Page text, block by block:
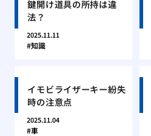
鍵開け道具の所持は違
法？
2025.11.11
知識
イモビライザーキー紛失
時の注意点
2025.11.04
車